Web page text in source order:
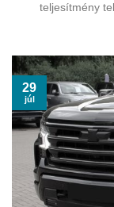
teljesítmény
29
júl